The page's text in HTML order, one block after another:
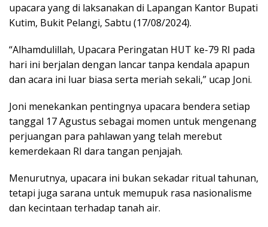
upacara yang di laksanakan di Lapangan Kantor Bupati
Kutim, Bukit Pelangi, Sabtu (17/08/2024).
“Alhamdulillah, Upacara Peringatan HUT ke-79 RI pada
hari ini berjalan dengan lancar tanpa kendala apapun
dan acara ini luar biasa serta meriah sekali,” ucap Joni.
Joni menekankan pentingnya upacara bendera setiap
tanggal 17 Agustus sebagai momen untuk mengenang
perjuangan para pahlawan yang telah merebut
kemerdekaan RI dara tangan penjajah.
Menurutnya, upacara ini bukan sekadar ritual tahunan,
tetapi juga sarana untuk memupuk rasa nasionalisme
dan kecintaan terhadap tanah air.